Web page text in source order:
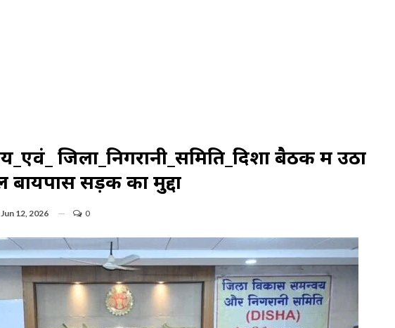
जिला_निगरानी_समिति_दिशा बैठक में उठा
सड़क का मुद्दा
Jun 12, 2026 0